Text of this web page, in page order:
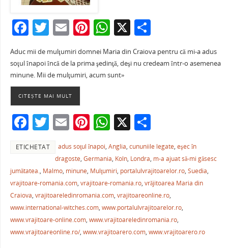
F
a
c
e
b
o
o
k
T
w
itt
er
E
m
ai
l
Pi
nt
er
e
W
h
at
s
p
p
X P
ta
ză
Aduc mii de mulţumiri domnei Maria din Craiova pentru că mi-a adus
soţul înapoi încă de la prima şedinţă, deşi nu credeam într-o asemenea
minune. Mii de mulţumiri, acum sunt»
CITEȘTE MAI MULT
F
c
e
b
o
o
k
T
itt
er
E
ai
l
Pi
nt
er
e
st
W
h
at
s
A
p
p
X P
ar
ta
je
a
ză
ETICHETAT adus soţul înapoi,Anglia,cununiile legate,eşec în
dragoste,Germania, Koln, Londra, m-a ajuat să-mi găsesc
jumătatea., Malmo, minune, Mulţumiri, portalulvrajitoarelor.ro, Suedia,
vrajitoare-romania.com, vrajitoare-romania.ro, vrăjitoarea Maria din
Craiova, vrajitoareledinromania.com, vrajitoareonline.ro,
www.international-witches.com, www.portalulvrajitoarelor.ro,
www.vrajitoare-online.com, www.vrajitoareledinromania.ro,
www.vrajitoareonline.ro/, www.vrajitoarero.com, www.vrajitoarero.ro